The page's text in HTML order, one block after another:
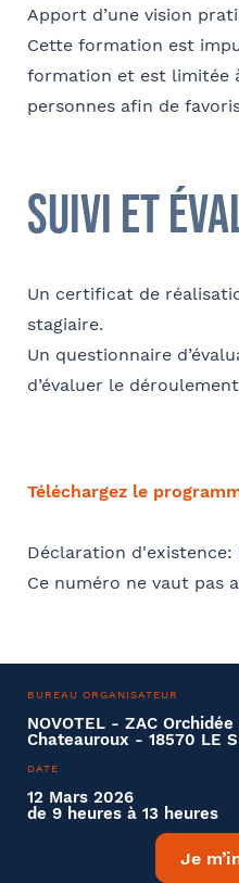
Apport d’une vision
Cette formation est
formation et est limitée
personnes afin de
suivi et
Un certificat de
stagiaire.
Un questionnaire
d’évaluer le
Téléchargez le
Déclaration d'existence:
Ce numéro ne vaut pas
BUREAU ORGANISATEUR
NOVOTEL - ZAC
Chateauroux - 18570 LE
DATE
12 Mars 2026
de 9 heures à 13 heures
Je